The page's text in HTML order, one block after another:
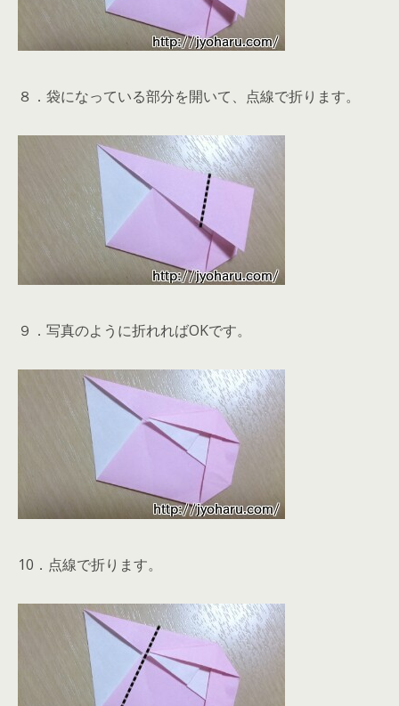
８．袋になっている部分を開いて、点線で折ります。
９．写真のように折れればOKです。
10．点線で折ります。